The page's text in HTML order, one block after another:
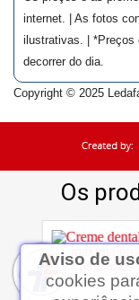
internet. | As fotos
ilustrativas. | *Preços
decorrer do dia.
Copyright © 2025
Aviso de
cookies